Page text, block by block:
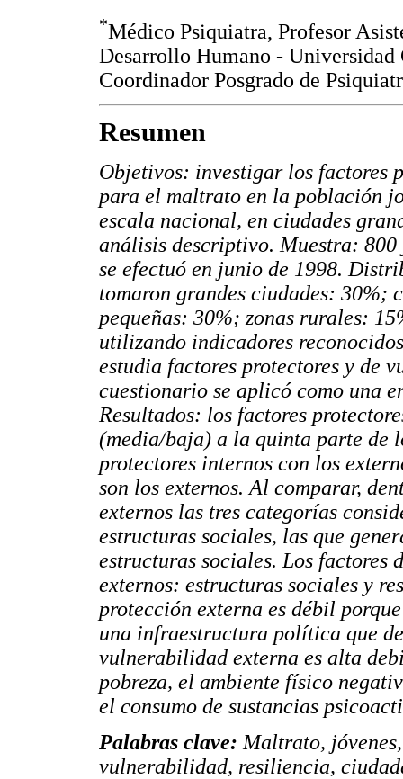
*Médico Psiquiatra, Profesor
Desarrollo Humano -
Coordinador Posgrado de
Resumen
Objetivos: investigar los factores
para el maltrato en la población
escala nacional, en ciudades
análisis descriptivo. Muestra: 800
se efectuó en junio de 1998.
tomaron grandes ciudades: 30%;
pequeñas: 30%; zonas rurales:
utilizando indicadores
estudia factores protectores y de
cuestionario se aplicó como una
Resultados: los factores
(media/baja) a la quinta parte de
protectores internos con los
son los externos. Al comparar,
externos las tres categorías
estructuras sociales, las que
estructuras sociales. Los factores
externos: estructuras sociales y
protección externa es débil
una infraestructura política que
vulnerabilidad externa es alta
pobreza, el ambiente físico
el consumo de sustancias
Palabras clave: Maltrato,
vulnerabilidad, resiliencia,